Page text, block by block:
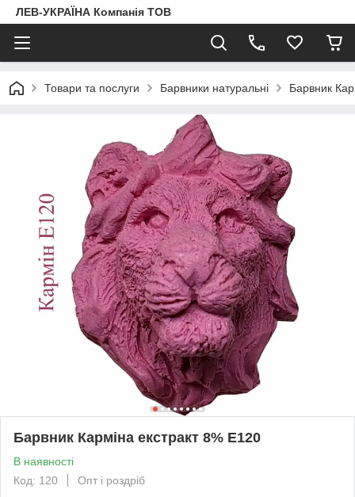
ЛЕВ-УКРАЇНА Компанія ТОВ
Товари та послуги Барвники натуральні Барвник
Барвник Карміна екстракт 8% Е120
В наявності
Код: 120
Опт і роздріб